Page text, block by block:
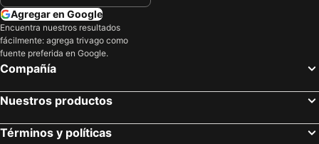
Agregar en Google
Encuentra nuestros resultados
fácilmente: agrega trivago como
fuente preferida en Google.
Compañía
Nuestros productos
Términos y políticas